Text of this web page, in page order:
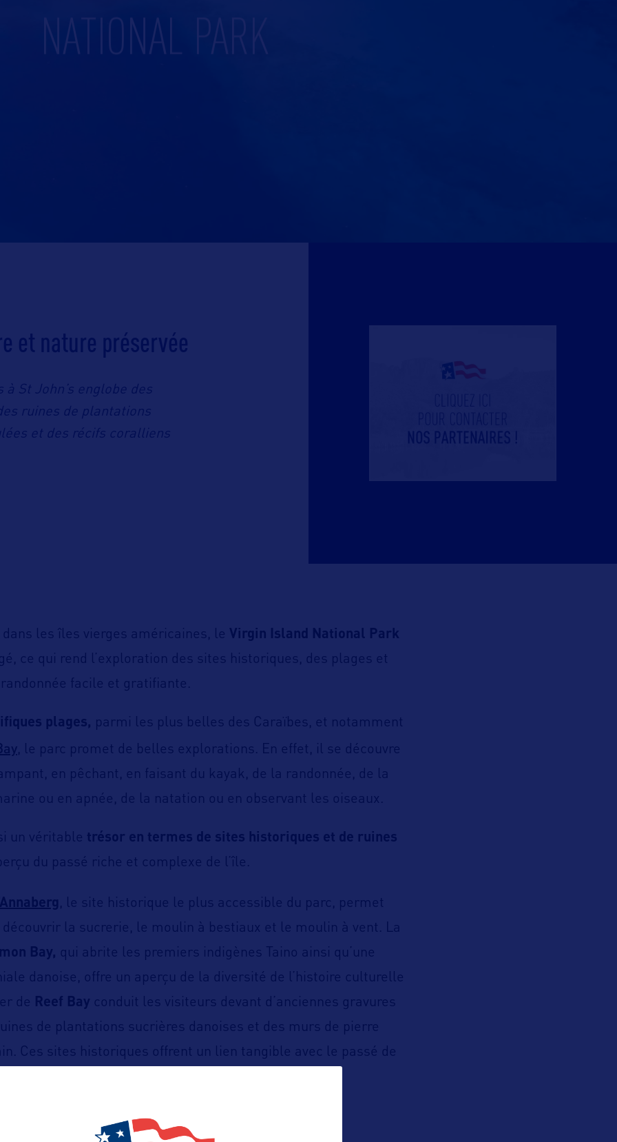
NATIONAL PARK
et nature préservée
à St John’s englobe des
ruines de plantations
et des récifs coralliens
dans les îles vierges américaines, le Virgin Island National Park
ce qui rend l’exploration des sites historiques, des plages et
facile et gratifiante.
plages, parmi les plus belles des Caraïbes, et notamment
, le parc promet de belles explorations. En effet, il se découvre
en pêchant, en faisant du kayak, de la randonnée, de la
ou en apnée, de la natation ou en observant les oiseaux.
un véritable trésor en termes de sites historiques et de ruines
du passé riche et complexe de l’île.
, le site historique le plus accessible du parc, permet
la sucrerie, le moulin à bestiaux et le moulin à vent. La
Bay, qui abrite les premiers indigènes Taino ainsi qu’une
danoise, offre un aperçu de la diversité de l’histoire culturelle
de Reef Bay conduit les visiteurs devant d’anciennes gravures
de plantations sucrières danoises et des murs de pierre
Ces sites historiques offrent un lien tangible avec le passé de
à la période coloniale danoise et au-delà.
www.nps.gov/viis/index.htm